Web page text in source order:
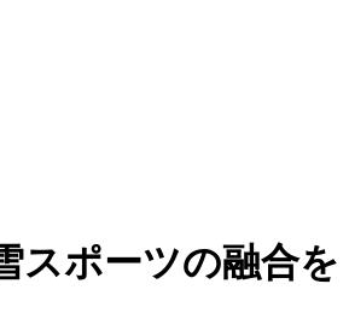
スポーツの融合を